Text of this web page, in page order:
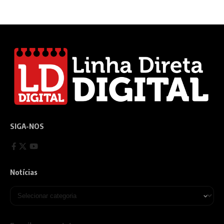
SIGA-NOS
Notícias